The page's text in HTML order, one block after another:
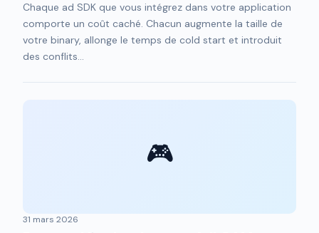
Chaque ad SDK que vous intégrez dans votre application
comporte un coût caché. Chacun augmente la taille de
votre binary, allonge le temps de cold start et introduit
des conflits...
🎮
31 mars 2026